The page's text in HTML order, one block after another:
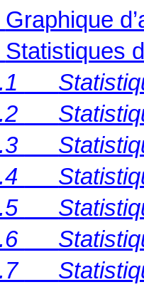
Graphique
Statistiques